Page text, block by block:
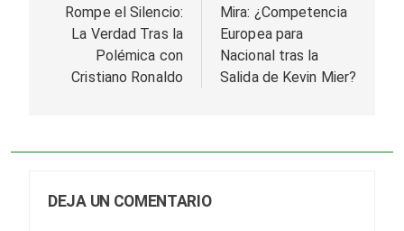
entradas
Rompe el Silencio:
La Verdad Tras la
Polémica con
Cristiano Ronaldo
Mira: ¿Competencia
Europea para
Nacional tras la
Salida de Kevin Mier?
DEJA UN COMENTARIO